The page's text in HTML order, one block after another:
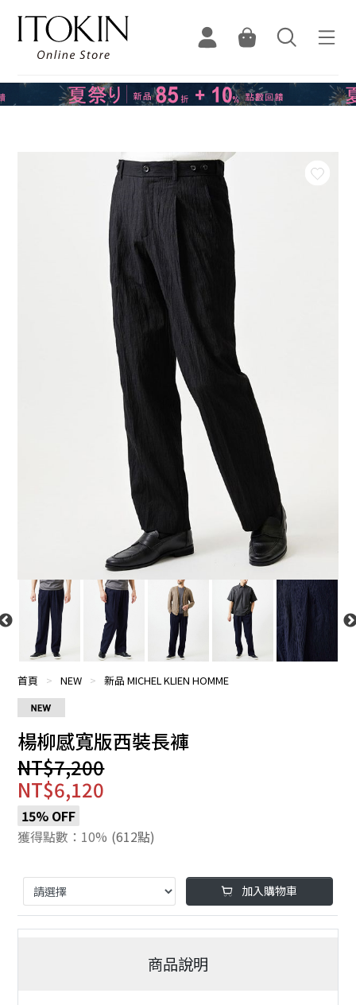
首頁 > NEW > 新品 MICHEL KLIEN HOMME
楊柳感寬版西裝長褲
NT$7,200
NT$6,120
15% OFF
獲得點數：10% (612點)
加入購物車
商品說明